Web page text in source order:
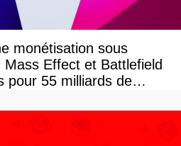
monétisation sous
Effect et Battlefield
pour 55 milliards de